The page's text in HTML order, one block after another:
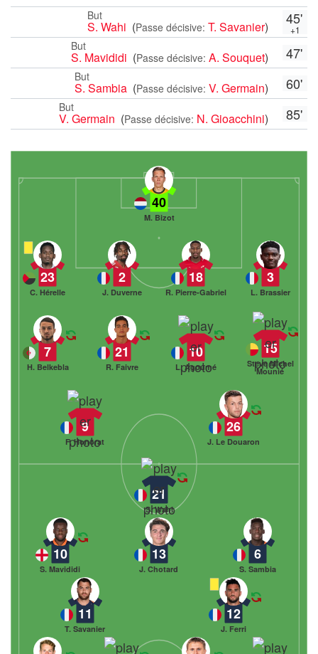
45'
+1
But
S. Wahi (Passe décisive: T. Savanier)
47'
But
S. Mavididi (Passe décisive: A. Souquet)
60'
But
S. Sambia (Passe décisive: V. Germain)
85'
But
V. Germain (Passe décisive: N. Gioacchini)
40
M. Bizot
3
L. Brassier
18
R. Pierre-Gabriel
2
J. Duverne
23
C. Hérelle
15
Steve Michel
Mounié
10
L. Agoumé
21
R. Faivre
7
H. Belkebla
26
J. Le Douaron
9
F. Honorat
11
T. Savanier
12
J. Ferri
10
S. Mavididi
13
J. Chotard
6
S. Sambia
21
S. Wahi